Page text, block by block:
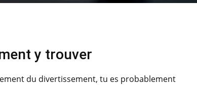
y trouver
du divertissement, tu es probablement